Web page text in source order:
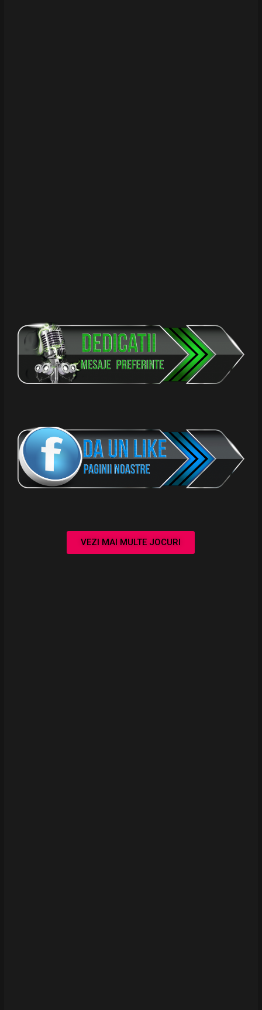
VEZI MAI MULTE JOCURI